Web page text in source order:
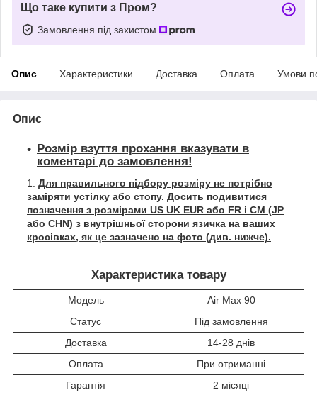
Що таке купити з Пром?
Замовлення під захистом
Опис Характеристики Доставка Оплата Умови
Опис
Розмір взуття прохання вказувати в
коментарі до замовлення!
Для правильного підбору розміру не потрібно
заміряти устілку або стопу. Досить подивитися
позначення з розмірами US UK EUR або FR і СМ (JP
або CHN) з внутрішньої сторони язичка на ваших
кросівках, як це зазначено на фото (див. нижче).
Характеристика товару
Модель
Air Max 90
Статус
Під замовлення
Доставка
14-28 днів
Оплата
При отриманні
Гарантія
2 місяці